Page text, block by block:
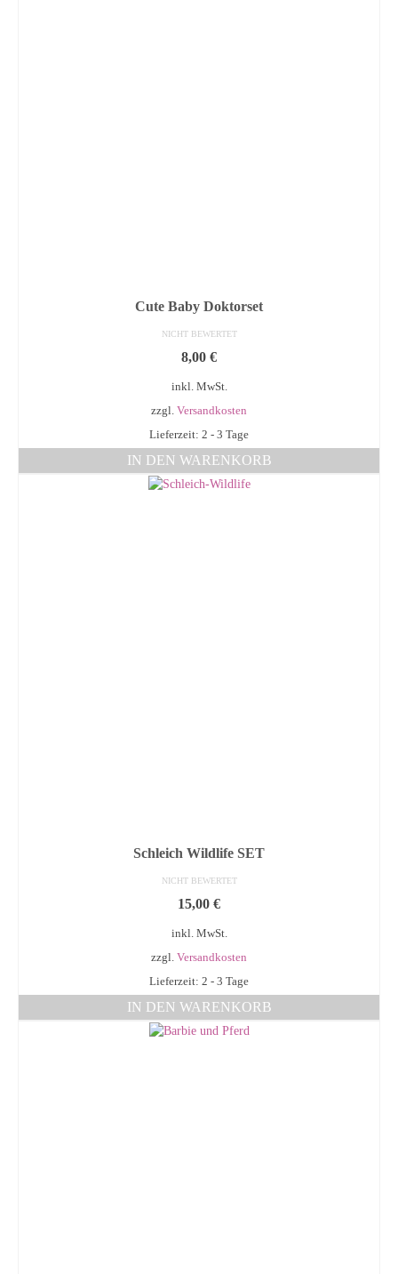
Cute Baby Doktorset
NICHT BEWERTET
8,00 €
inkl. MwSt.
zzgl. Versandkosten
Lieferzeit: 2 - 3 Tage
IN DEN WARENKORB
Schleich Wildlife SET
NICHT BEWERTET
15,00 €
inkl. MwSt.
zzgl. Versandkosten
Lieferzeit: 2 - 3 Tage
IN DEN WARENKORB